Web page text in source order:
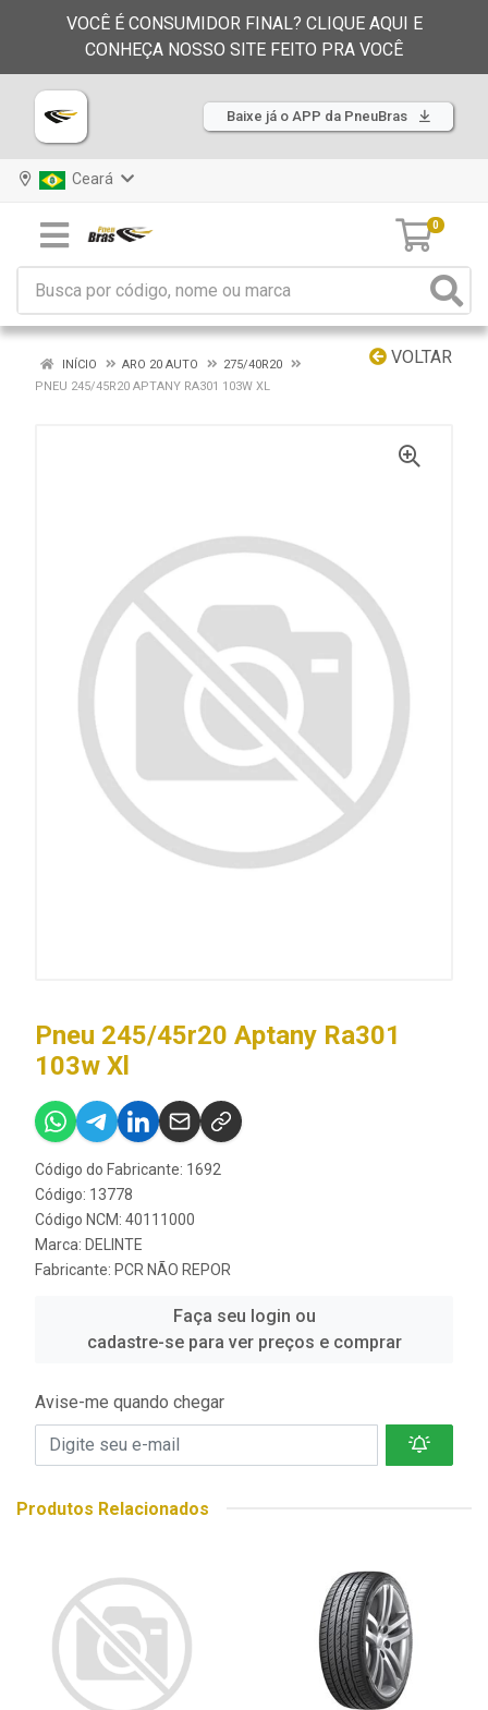
VOCÊ É CONSUMIDOR FINAL? CLIQUE AQUI E
CONHEÇA NOSSO SITE FEITO PRA VOCÊ
Baixe já o APP da PneuBras
Ceará
0
VOLTAR
INÍCIO ARO 20 AUTO
275/40R20
PNEU 245/45R20 APTANY RA301 103W XL
Pneu 245/45r20 Aptany Ra301
103w Xl
Código do Fabricante: 1692
Código: 13778
Código NCM: 40111000
Marca: DELINTE
Fabricante: PCR NÃO REPOR
Faça seu login ou
cadastre-se para ver preços e comprar
Avise-me quando chegar
Produtos Relacionados